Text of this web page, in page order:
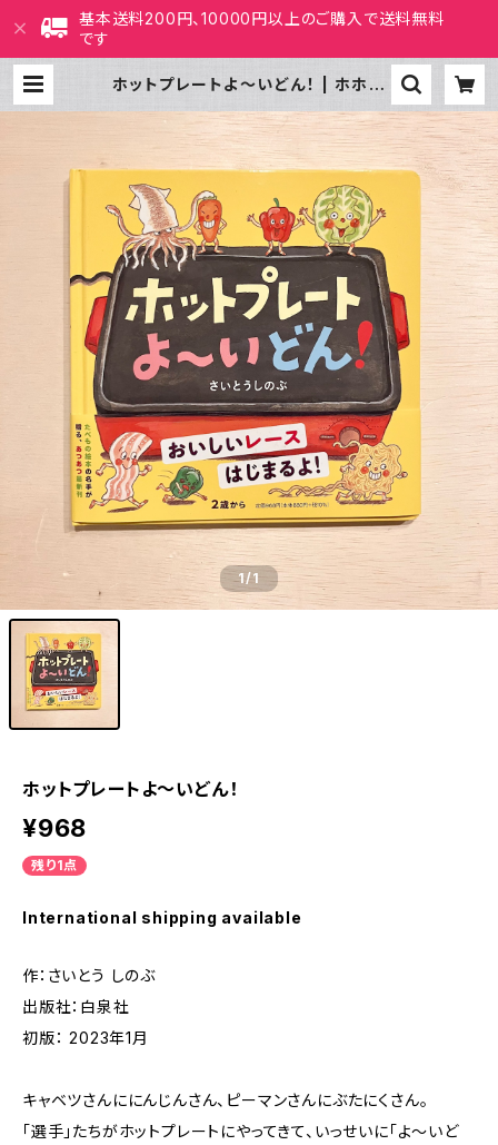
基本送料200円、10000円以上のご購入で送料無料
です
ホットプレートよ～いどん！ | ホホホ
1/1
ホットプレートよ～いどん！
¥968
残り1点
International shipping available
作：さいとう しのぶ
出版社：白泉社
初版： 2023年1月
キャベツさんににんじんさん、ピーマンさんにぶたにくさん。
「選手」たちがホットプレートにやってきて、いっせいに「よ～いど